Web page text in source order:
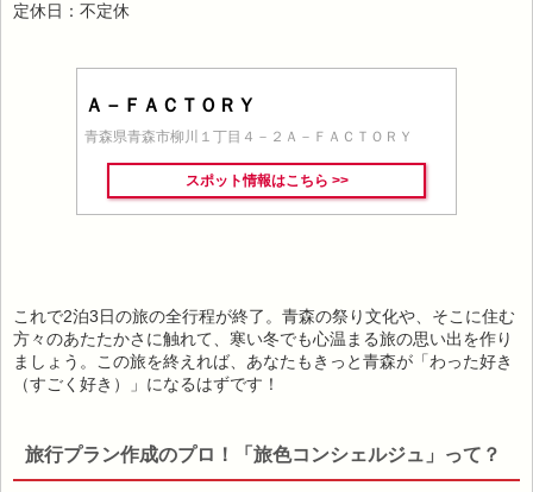
定休日：不定休
Ａ－ＦＡＣＴＯＲＹ
青森県青森市柳川１丁目４－２Ａ－ＦＡＣＴＯＲＹ
スポット情報はこちら >>
これで2泊3日の旅の全行程が終了。青森の祭り文化や、そこに住む
方々のあたたかさに触れて、寒い冬でも心温まる旅の思い出を作り
ましょう。この旅を終えれば、あなたもきっと青森が「わった好き
（すごく好き）」になるはずです！
旅行プラン作成のプロ！「旅色コンシェルジュ」って？